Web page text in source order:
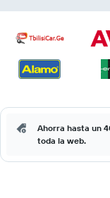
Ahorra hasta un
toda la web.